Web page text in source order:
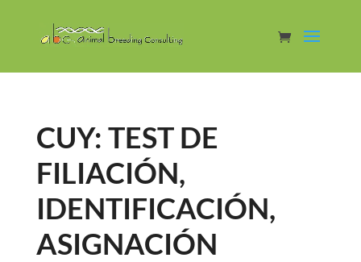
CUY: TEST DE
FILIACIÓN,
IDENTIFICACIÓN,
ASIGNACIÓN